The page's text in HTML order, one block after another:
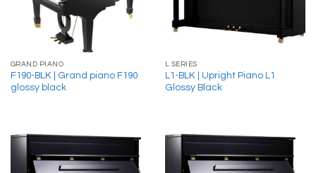
GRAND PIANO
F190-BLK | Grand piano F190
glossy black
L SERIES
L1-BLK | Upright Piano L1
Glossy Black